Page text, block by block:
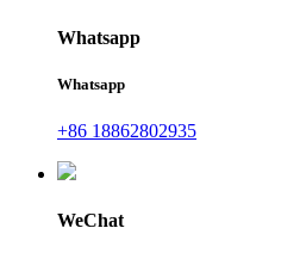
Whatsapp
Whatsapp
+86 18862802935
WeChat